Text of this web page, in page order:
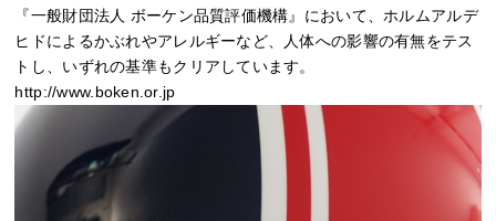
『一般財団法人 ボーケン品質評価機構』において、ホルムアルデ
ヒドによるかぶれやアレルギーなど、人体への影響の有無をテス
トし、いずれの基準もクリアしています。
http://www.boken.or.jp